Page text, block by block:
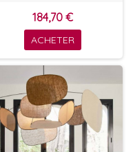
184,70 €
ACHETER